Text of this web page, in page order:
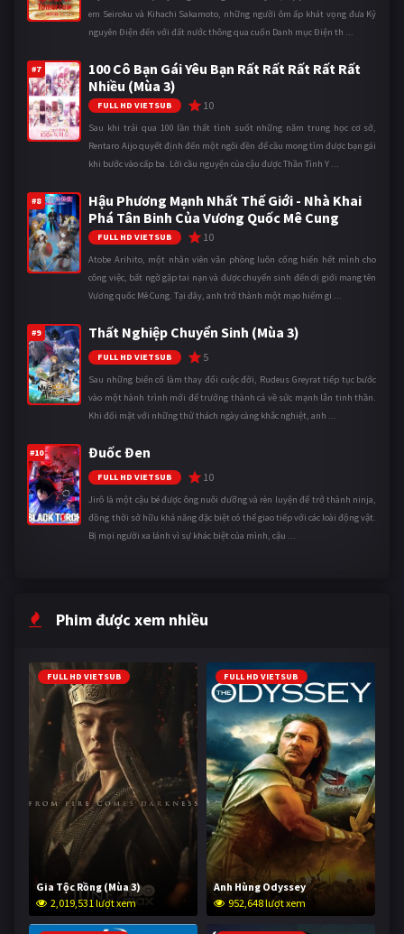
em Seiroku và Kihachi Sakamoto, những người ôm ấp khát vọng đưa Kỷ
nguyên Điện đến với đất nước thông qua cuốn Danh mục Điện th ...
#7
100 Cô Bạn Gái Yêu Bạn Rất Rất Rất Rất Rất
Nhiều (Mùa 3)
FULL HD VIETSUB 10
Sau khi trải qua 100 lần thất tình suốt những năm trung học cơ sở,
Rentaro Aijo quyết định đến một ngôi đền để cầu mong tìm được bạn gái
khi bước vào cấp ba. Lời cầu nguyện của cậu được Thần Tình Y ...
#8
Hậu Phương Mạnh Nhất Thế Giới - Nhà Khai
Phá Tân Binh Của Vương Quốc Mê Cung
FULL HD VIETSUB 10
Atobe Arihito, một nhân viên văn phòng luôn cống hiến hết mình cho
công việc, bất ngờ gặp tai nạn và được chuyển sinh đến dị giới mang tên
Vương quốc Mê Cung. Tại đây, anh trở thành một mạo hiểm gi ...
#9 Thất Nghiệp Chuyển Sinh (Mùa 3)
FULL HD VIETSUB 5
Sau những biến cố làm thay đổi cuộc đời, Rudeus Greyrat tiếp tục bước
vào một hành trình mới để trưởng thành cả về sức mạnh lẫn tinh thần.
Khi đối mặt với những thử thách ngày càng khắc nghiệt, anh ...
#10 Đuốc Đen
FULL HD VIETSUB 10
Jirô là một cậu bé được ông nuôi dưỡng và rèn luyện để trở thành ninja,
đồng thời sở hữu khả năng đặc biệt có thể giao tiếp với các loài động vật.
Bị mọi người xa lánh vì sự khác biệt của mình, cậu ...
Phim được xem nhiều
FULL HD VIETSUB
Gia Tộc Rồng (Mùa 3)
2,019,531 lượt xem
FULL HD VIETSUB
Anh Hùng Odyssey
952,648 lượt xem